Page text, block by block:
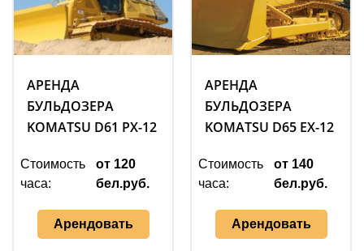
АРЕНДА
БУЛЬДОЗЕРА
KOMATSU D61 PX-12
Стоимость
часа:
от 120
бел.руб.
Арендовать
АРЕНДА
БУЛЬДОЗЕРА
KOMATSU D65 EX-12
Стоимость
часа:
от 140
бел.руб.
Арендовать